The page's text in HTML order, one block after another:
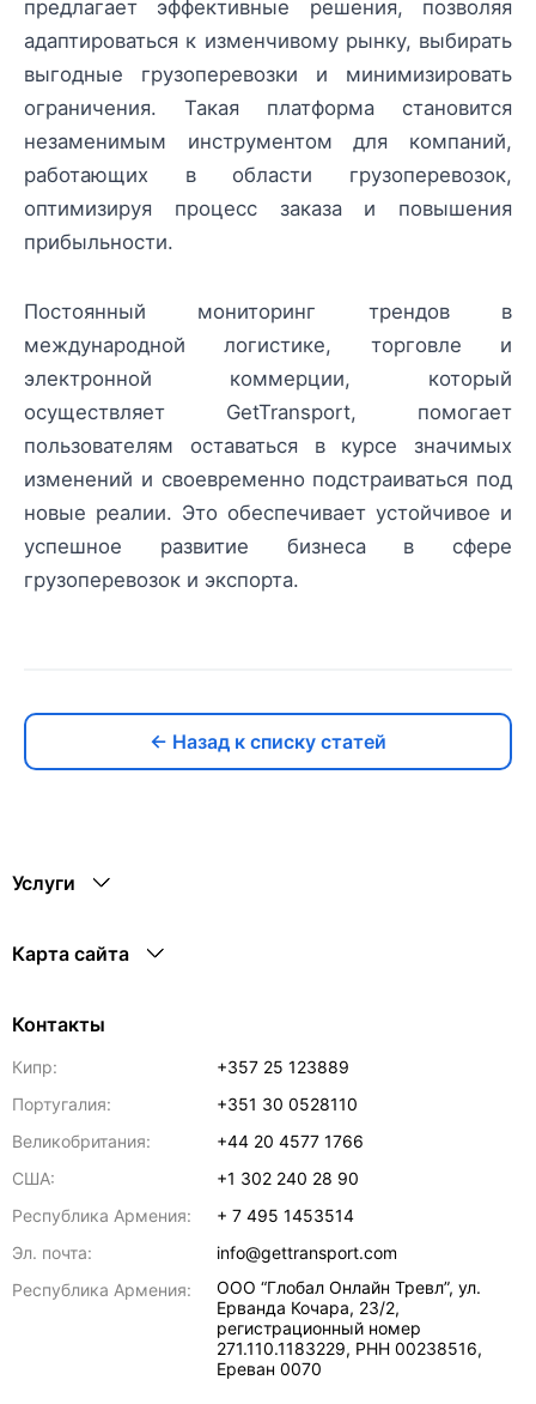
предлагает эффективные решения, позволяя
адаптироваться к изменчивому рынку, выбирать
выгодные грузоперевозки и минимизировать
ограничения. Такая платформа становится
незаменимым инструментом для компаний,
работающих в области грузоперевозок,
оптимизируя процесс заказа и повышения
прибыльности.
Постоянный мониторинг трендов в
международной логистике, торговле и
электронной коммерции, который
осуществляет GetTransport, помогает
пользователям оставаться в курсе значимых
изменений и своевременно подстраиваться под
новые реалии. Это обеспечивает устойчивое и
успешное развитие бизнеса в сфере
грузоперевозок и экспорта.
← Назад к списку статей
Услуги
Карта сайта
Контакты
Кипр:
+357 25 123889
Португалия:
+351 30 0528110
Великобритания:
+44 20 4577 1766
США:
+1 302 240 28 90
Республика Армения:
+ 7 495 1453514
Эл. почта:
info@gettransport.com
Республика Армения:
ООО “Глобал Онлайн Тревл”, ул.
Ерванда Кочара, 23/2,
регистрационный номер
271.110.1183229, РНН 00238516,
Ереван 0070